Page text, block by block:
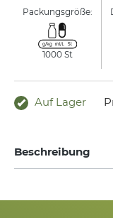
Packungsgröße:
1000 St
Auf Lager
Beschreibung